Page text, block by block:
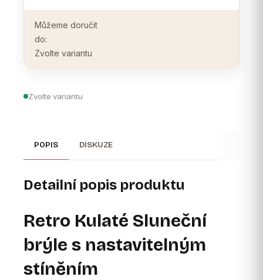
Zvolte variantu
Můžeme doručit
do:
Zvolte variantu
POPIS DISKUZE
Detailní popis produktu
Retro Kulaté Sluneční
brýle s nastavitelným
stíněním